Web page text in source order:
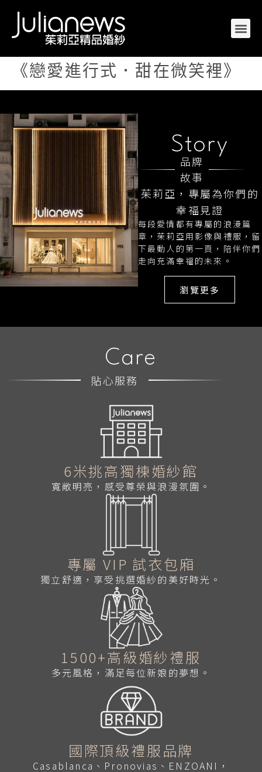
《戀愛進行式．甜在微笑裡》
Story
品牌
故事
茱莉亞，專屬為你們的
幸福見證
每段愛情都有專屬的浪漫篇
章，茱莉亞用影像與禮服，留
下最動人的第一頁，陪伴你們
走向充滿幸福的未來。
瀏覽更多
Care
貼心服務
6米挑高獨棟婚紗館
寬敞明亮，感受尊榮與浪漫氛圍。
專屬 VIP 試衣包廂
獨立舒適，享受挑選婚紗的美好時光。
1500+高級婚紗禮服
多元風格，滿足每位新娘的夢想。
國際頂級禮服品牌
Casablanca、Pronovias、ENZOANI，